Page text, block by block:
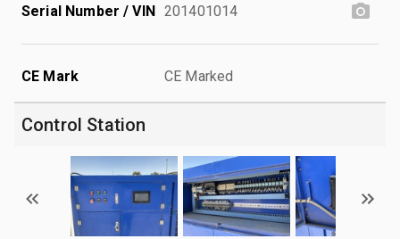
Serial Number / VIN 201401014
CE Mark CE Marked
Control Station